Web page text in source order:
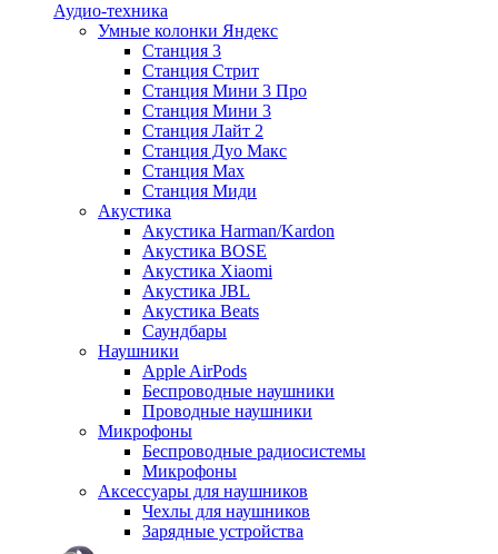
Аудио-техника
Умные колонки Яндекс
Станция 3
Станция Стрит
Станция Мини 3 Про
Станция Мини 3
Станция Лайт 2
Станция Дуо Макс
Станция Max
Станция Миди
Акустика
Акустика Harman/Kardon
Акустика BOSE
Акустика Xiaomi
Акустика JBL
Акустика Beats
Саундбары
Наушники
Apple AirPods
Беспроводные наушники
Проводные наушники
Микрофоны
Беспроводные радиосистемы
Микрофоны
Аксессуары для наушников
Чехлы для наушников
Зарядные устройства